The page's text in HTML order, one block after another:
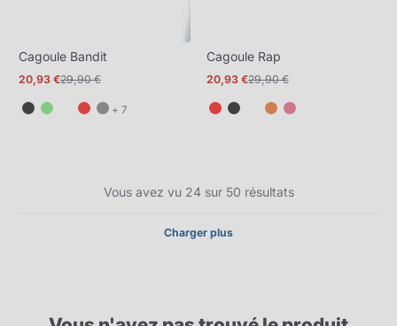
Cagoule Bandit
Prix
20,93 €
Prix
29,90 €
+ 7
Cagoule Rap
Prix
20,93 €
Prix
29,90 €
Vous avez vu 24 sur 50 résultats
Charger plus